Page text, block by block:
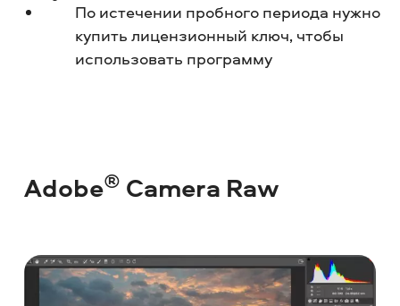
По истечении пробного периода нужно
купить лицензионный ключ, чтобы
использовать программу
Adobe® Camera Raw